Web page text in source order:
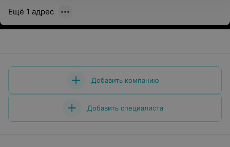
Ещё 1 адрес
Добавить компанию
Добавить специалиста